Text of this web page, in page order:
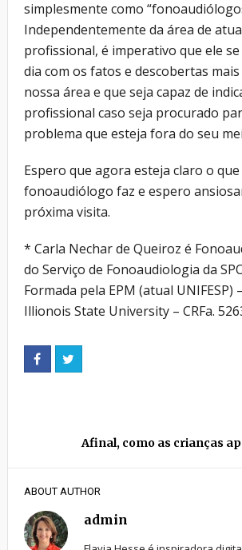
simplesmente como
Independentemente da área de
profissional, é imperativo que ele
dia com os fatos e descobertas
nossa área e que seja capaz de
profissional caso seja procurado
problema que esteja fora do seu
Espero que agora esteja claro o
fonoaudiólogo faz e espero
próxima visita.
* Carla Nechar de Queiroz é
do Serviço de Fonoaudiologia da
Formada pela EPM (atual UNIFESP)
Illionois State University – CRFa.
Afinal, como as crianças
ABOUT AUTHOR
admin